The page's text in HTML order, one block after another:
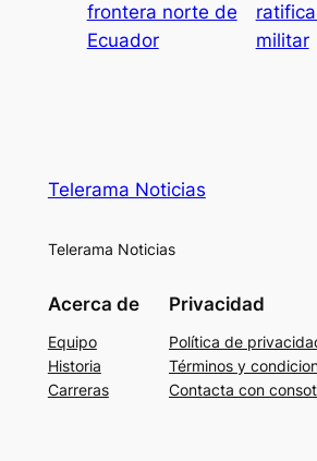
frontera norte de
Ecuador
militar
Telerama Noticias
Telerama Noticias
Acerca de
Equipo
Historia
Carreras
Privacidad
Política de
Términos y
Contacta con